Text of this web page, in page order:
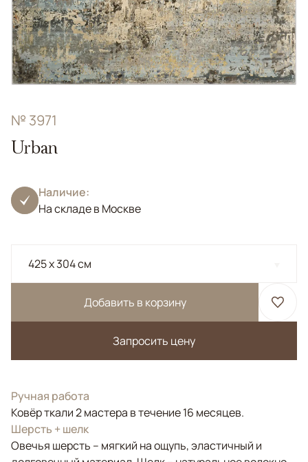
№ 3971
Urban
Наличие:
На складе в Москве
425 x 304 см
Добавить в корзину
Запросить цену
Ручная работа
Ковёр ткали 2 мастера в течение 16 месяцев.
Шерсть + шелк
Овечья шерсть – мягкий на ощупь, эластичный и